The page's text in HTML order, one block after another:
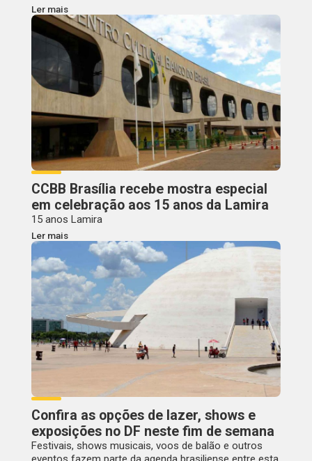
Ler mais
CCBB Brasília recebe mostra especial
em celebração aos 15 anos da Lamira
15 anos Lamira
Ler mais
Confira as opções de lazer, shows e
exposições no DF neste fim de semana
Festivais, shows musicais, voos de balão e outros